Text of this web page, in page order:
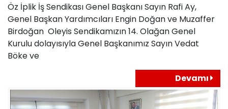
Öz İplik İş Sendikası Genel Başkanı Sayın Rafi Ay,
Genel Başkan Yardımcıları Engin Doğan ve Muzaffer
Birdoğan Oleyis Sendikamızın 14. Olağan Genel
Kurulu dolayısıyla Genel Başkanımız Sayın Vedat
Böke ve
Devamı